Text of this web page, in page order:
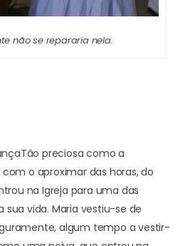
não se repararia nela.
Tão preciosa como a
o aproximar das horas, do
na Igreja para uma das
sua vida. Maria vestiu-se de
algum tempo a vestir-